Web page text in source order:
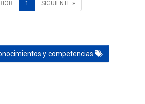
1 SIGUIENTE »
y competencias